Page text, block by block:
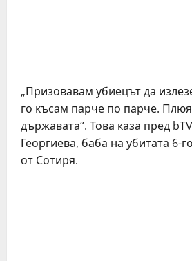
„Призовавам убиецът да
го късам парче по парче.
държавата“. Това каза пред
Георгиева, баба на убитата 6-
от Сотиря.